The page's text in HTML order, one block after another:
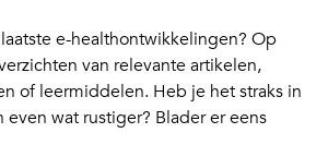
e-healthontwikkelingen? Op
van relevante artikelen,
of leermiddelen. Heb je het straks in
even wat rustiger? Blader er eens